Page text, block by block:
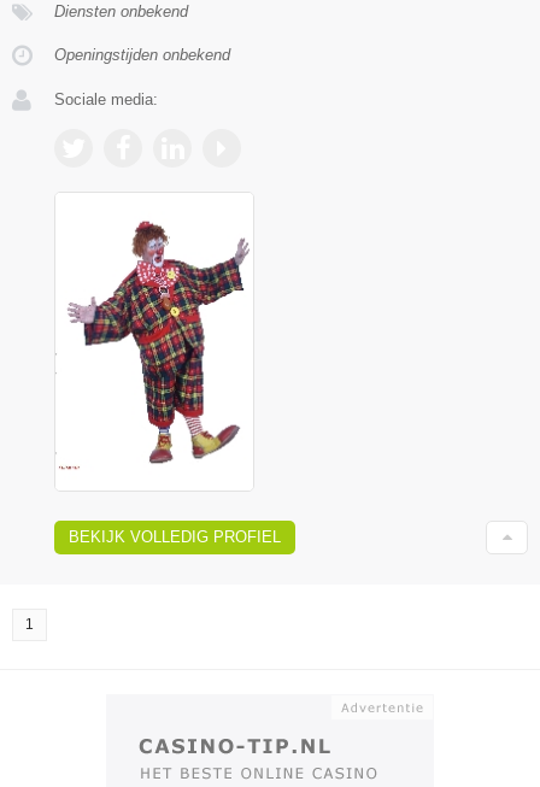
Diensten onbekend
Openingstijden onbekend
Sociale media:
BEKIJK VOLLEDIG PROFIEL
1